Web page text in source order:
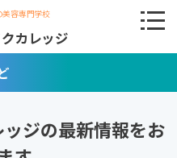
容専門学校
カレッジ
ジの最新情報をお